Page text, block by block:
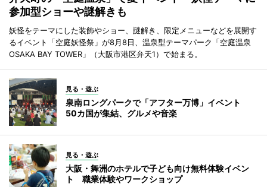
参加型ショーや謎解きも
妖怪をテーマにした装飾やショー、謎解き、限定メニューなどを展開す
るイベント「空庭妖怪祭」が8月8日、温泉型テーマパーク「空庭温泉
OSAKA BAY TOWER」（大阪市港区弁天1）で始まる。
見る・遊ぶ
泉南ロングパークで「アフター万博」イベント
50カ国が集結、グルメや音楽
見る・遊ぶ
大阪・舞洲のホテルで子ども向け無料体験イベン
ト 職業体験やワークショップ